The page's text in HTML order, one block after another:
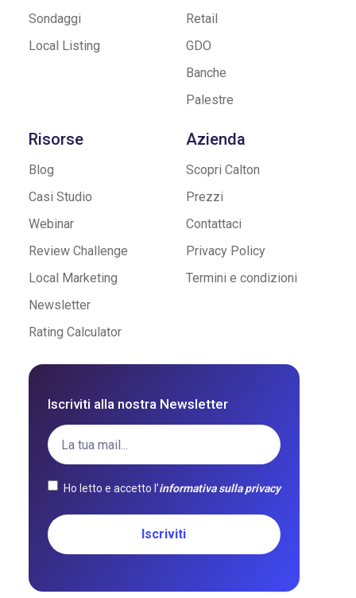
Sondaggi
Local Listing
Retail
GDO
Banche
Palestre
Risorse
Blog
Casi Studio
Webinar
Review Challenge
Local Marketing
Newsletter
Rating Calculator
Azienda
Scopri Calton
Prezzi
Contattaci
Privacy Policy
Termini e condizioni
Iscriviti alla nostra Newsletter
Ho letto e accetto l’informativa sulla privacy